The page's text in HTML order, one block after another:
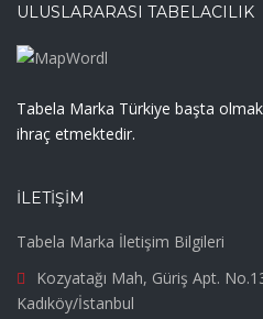
ULUSLARARASI TABELACILIK
Tabela Marka Türkiye başta
ihraç etmektedir.
İLETIŞIM
Tabela Marka İletişim Bilgileri
Kozyatağı Mah, Güriş Apt.
Kadıköy/İstanbul